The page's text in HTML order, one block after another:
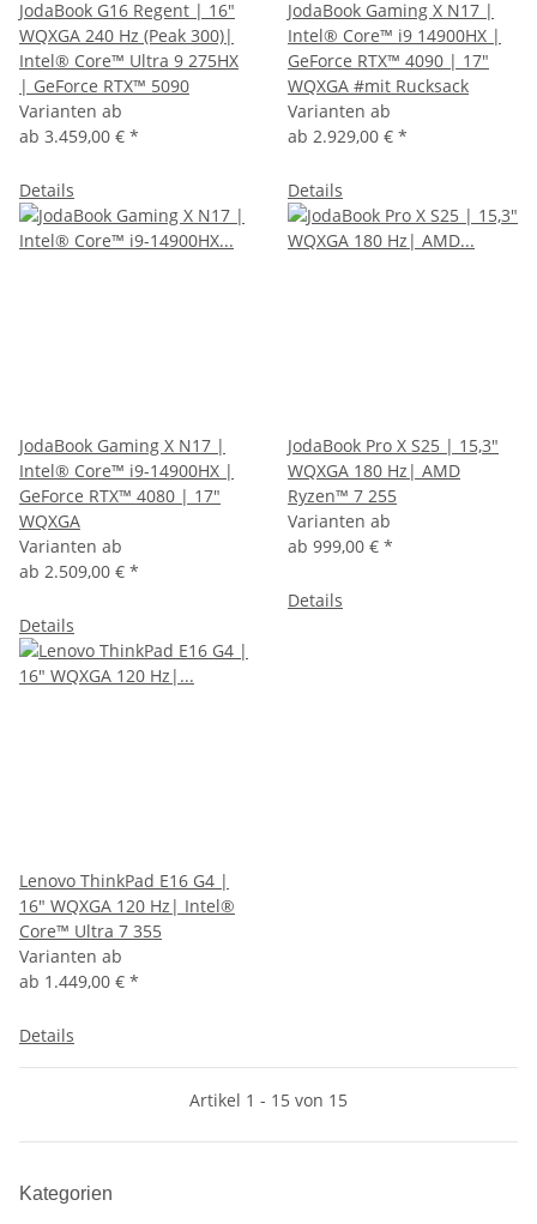
JodaBook G16 Regent | 16"
WQXGA 240 Hz (Peak 300)|
Intel® Core™ Ultra 9 275HX
| GeForce RTX™ 5090
Varianten ab
ab 3.459,00 € *
Details
JodaBook Gaming X N17 |
Intel® Core™ i9 14900HX |
GeForce RTX™ 4090 | 17"
WQXGA #mit Rucksack
Varianten ab
ab 2.929,00 € *
Details
JodaBook Gaming X N17 |
Intel® Core™ i9-14900HX |
GeForce RTX™ 4080 | 17"
WQXGA
Varianten ab
ab 2.509,00 € *
Details
JodaBook Pro X S25 | 15,3"
WQXGA 180 Hz| AMD
Ryzen™ 7 255
Varianten ab
ab 999,00 € *
Details
Lenovo ThinkPad E16 G4 |
16" WQXGA 120 Hz| Intel®
Core™ Ultra 7 355
Varianten ab
ab 1.449,00 € *
Details
Artikel 1 - 15 von 15
Kategorien